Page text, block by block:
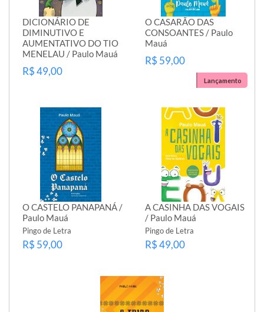
DICIONÁRIO DE
DIMINUTIVO E
AUMENTATIVO DO TIO
MENELAU / Paulo Mauá
R$ 49,00
O CASARÃO DAS
CONSOANTES / Paulo
Mauá
R$ 59,00
Lançamento
O CASTELO PANAPANÁ /
Paulo Mauá
Pingo de Letra
R$ 59,00
A CASINHA DAS VOGAIS
/ Paulo Mauá
Pingo de Letra
R$ 49,00